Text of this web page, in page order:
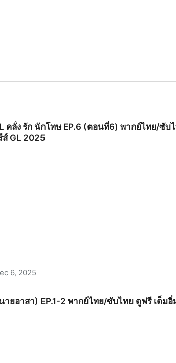
คลั่ง รัก นักโทษ EP.6 (ตอนที่6) พากย์ไทย/ซับ
ส์ GL 2025
6, 2025
ยอาสา) EP.1-2 พากย์ไทย/ซับไทย ดูฟรี เต็ม